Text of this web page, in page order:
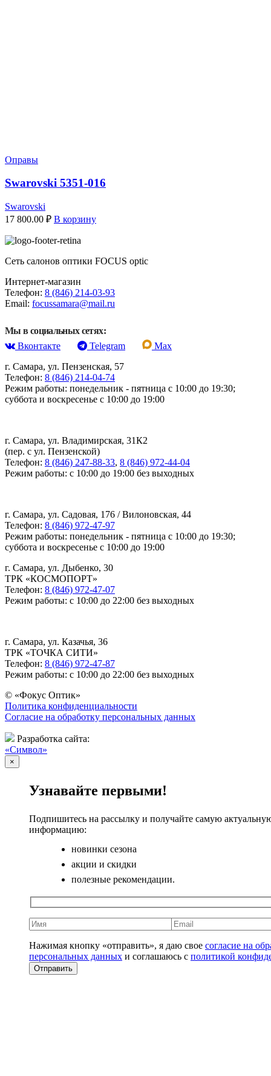
Оправы
Swarovski 5351-016
Swarovski
17 800.00 ₽ В корзину
Сеть салонов оптики FOCUS optic
Интернет-магазин
Телефон: 8 (846) 214-03-93
Email: focussamara@mail.ru
Мы в социальных сетях:
Вконтакте
Telegram
Max
г. Самара, ул. Пензенская, 57
Телефон: 8 (846) 214-04-74
Режим работы: понедельник - пятница с 10:00 до 19:30;
суббота и воскресенье с 10:00 до 19:00
г. Самара, ул. Владимирская, 31К2
(пер. с ул. Пензенской)
Телефон: 8 (846) 247-88-33, 8 (846) 972-44-04
Режим работы: с 10:00 до 19:00 без выходных
г. Самара, ул. Садовая, 176 / Вилоновская, 44
Телефон: 8 (846) 972-47-97
Режим работы: понедельник - пятница с 10:00 до 19:30;
суббота и воскресенье с 10:00 до 19:00
г. Самара, ул. Дыбенко, 30
ТРК «КОСМОПОРТ»
Телефон: 8 (846) 972-47-07
Режим работы: с 10:00 до 22:00 без выходных
г. Самара, ул. Казачья, 36
ТРК «ТОЧКА СИТИ»
Телефон: 8 (846) 972-47-87
Режим работы: с 10:00 до 22:00 без выходных
© «Фокус Оптик»
Политика конфиденциальности
Согласие на обработку персональных данных
Разработка сайта:
«Символ»
×
Узнавайте первыми!
Подпишитесь на рассылку и получайте самую
информацию:
новинки сезона
акции и скидки
полезные рекомендации.
Нажимая кнопку «отправить», я даю свое согласие на
персональных данных и соглашаюсь с политикой